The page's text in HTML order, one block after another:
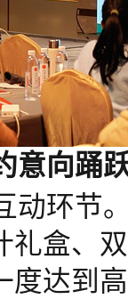
意向踊
动环节
礼盒、
度达到